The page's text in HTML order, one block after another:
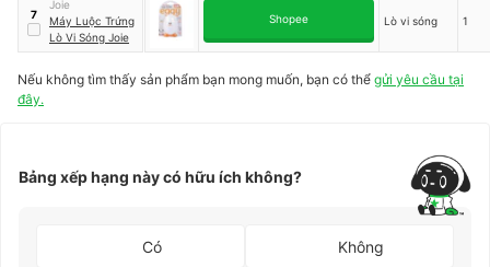
7
Joie
Máy Luộc Trứng
Lò Vi Sóng Joie
Shopee Lò vi sóng 1
Nếu không tìm thấy sản phẩm bạn mong muốn, bạn có thể gửi yêu cầu tại
đây.
Bảng xếp hạng này có hữu ích không?
Có Không